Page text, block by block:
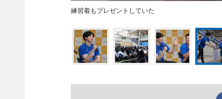
練習着もプレゼントしていた